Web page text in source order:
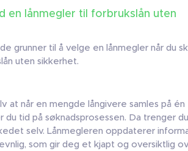
en lånmegler til forbrukslån uten
grunner til å velge en lånmegler når du
uten sikkerhet.
at når en mengde långivere samles på én
du tid på søknadsprosessen. Da trenger
selv. Lånmegleren oppdaterer
som gir deg et kjapt og oversiktlig